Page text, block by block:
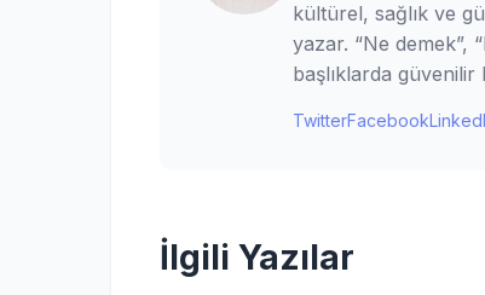
kültürel, sağlık ve
yazar. “Ne demek”,
başlıklarda
TwitterFacebook
İlgili Yazılar